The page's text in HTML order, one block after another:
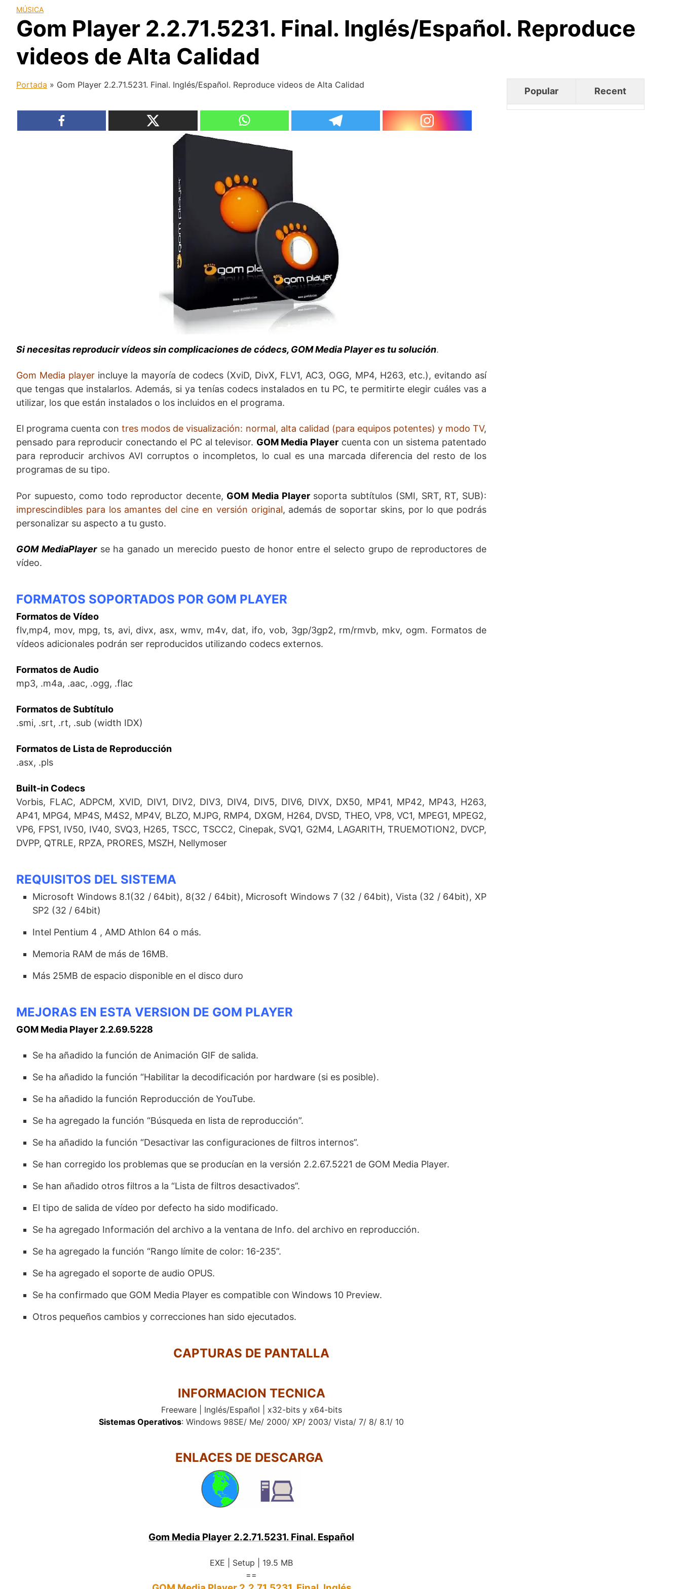
MÚSICA
Gom Player 2.2.71.5231. Final. Inglés/Español. Reproduce
videos de Alta Calidad
Portada » Gom Player 2.2.71.5231. Final. Inglés/Español. Reproduce videos de Alta Calidad
Si necesitas reproducir vídeos sin complicaciones de códecs, GOM Media Player es tu solución.
Gom Media player incluye la mayoría de codecs (XviD, DivX, FLV1, AC3, OGG, MP4, H263, etc.), evitando así
que tengas que instalarlos. Además, si ya tenías codecs instalados en tu PC, te permitirte elegir cuáles vas a
utilizar, los que están instalados o los incluidos en el programa.
El programa cuenta con tres modos de visualización: normal, alta calidad (para equipos potentes) y modo TV,
pensado para reproducir conectando el PC al televisor. GOM Media Player cuenta con un sistema patentado
para reproducir archivos AVI corruptos o incompletos, lo cual es una marcada diferencia del resto de los
programas de su tipo.
Por supuesto, como todo reproductor decente, GOM Media Playersoporta subtítulos (SMI, SRT, RT, SUB):
imprescindibles para los amantes del cine en versión original, además de soportar skins, por lo que podrás
personalizar su aspecto a tu gusto.
GOM MediaPlayerse ha ganado un merecido puesto de honor entre el selecto grupo de reproductores de
vídeo.
FORMATOS SOPORTADOS POR GOM PLAYER
Formatos de Vídeo
flv,mp4, mov, mpg, ts, avi, divx, asx, wmv, m4v, dat, ifo, vob, 3gp/3gp2, rm/rmvb, mkv, ogm. Formatos de
vídeos adicionales podrán ser reproducidos utilizando codecs externos.
Formatos de Audio
mp3, .m4a, .aac, .ogg, .flac
Formatos de Subtítulo
.smi, .srt, .rt, .sub (width IDX)
Formatos de Lista de Reproducción
.asx, .pls
Built-in Codecs
Vorbis, FLAC, ADPCM, XVID, DIV1, DIV2, DIV3, DIV4, DIV5, DIV6, DIVX, DX50, MP41, MP42, MP43, H263,
AP41, MPG4, MP4S, M4S2, MP4V, BLZO, MJPG, RMP4, DXGM, H264, DVSD, THEO, VP8, VC1, MPEG1, MPEG2,
VP6, FPS1, IV50, IV40, SVQ3, H265, TSCC, TSCC2, Cinepak, SVQ1, G2M4, LAGARITH, TRUEMOTION2, DVCP,
DVPP, QTRLE, RPZA, PRORES, MSZH, Nellymoser
REQUISITOS DEL SISTEMA
Microsoft Windows 8.1(32 / 64bit), 8(32 / 64bit), Microsoft Windows 7 (32 / 64bit), Vista (32 / 64bit), XP
SP2 (32 / 64bit)
Intel Pentium 4 , AMD Athlon 64 o más.
Memoria RAM de más de 16MB.
Más 25MB de espacio disponible en el disco duro
MEJORAS EN ESTA VERSION DE GOM PLAYER
GOM Media Player 2.2.69.5228
Se ha añadido la función de Animación GIF de salida.
Se ha añadido la función “Habilitar la decodificación por hardware (si es posible).
Se ha añadido la función Reproducción de YouTube.
Se ha agregado la función “Búsqueda en lista de reproducción”.
Se ha añadido la función “Desactivar las configuraciones de filtros internos”.
Se han corregido los problemas que se producían en la versión 2.2.67.5221 de GOM Media Player.
Se han añadido otros filtros a la “Lista de filtros desactivados”.
El tipo de salida de vídeo por defecto ha sido modificado.
Se ha agregado Información del archivo a la ventana de Info. del archivo en reproducción.
Se ha agregado la función “Rango límite de color: 16-235”.
Se ha agregado el soporte de audio OPUS.
Se ha confirmado que GOM Media Player es compatible con Windows 10 Preview.
Otros pequeños cambios y correcciones han sido ejecutados.
CAPTURAS DE PANTALLA
INFORMACION TECNICA
Freeware | Inglés/Español | x32-bits y x64-bits
Sistemas Operativos: Windows 98SE/ Me/ 2000/ XP/ 2003/ Vista/ 7/ 8/ 8.1/ 10
ENLACES DE DESCARGA
Gom Media Player 2.2.71.5231. Final. Español
EXE | Setup | 19.5 MB
==
Popular Recent